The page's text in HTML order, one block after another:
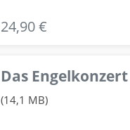
24,90 €
Das
(14,1 MB)